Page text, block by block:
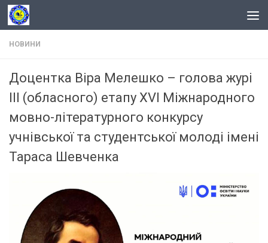
Skip to content
НОВИНИ
Доцентка Віра Мелешко – голова журі
ІІІ (обласного) етапу ХVІ Міжнародного
мовно-літературного конкурсу
учнівської та студентської молоді імені
Тараса Шевченка